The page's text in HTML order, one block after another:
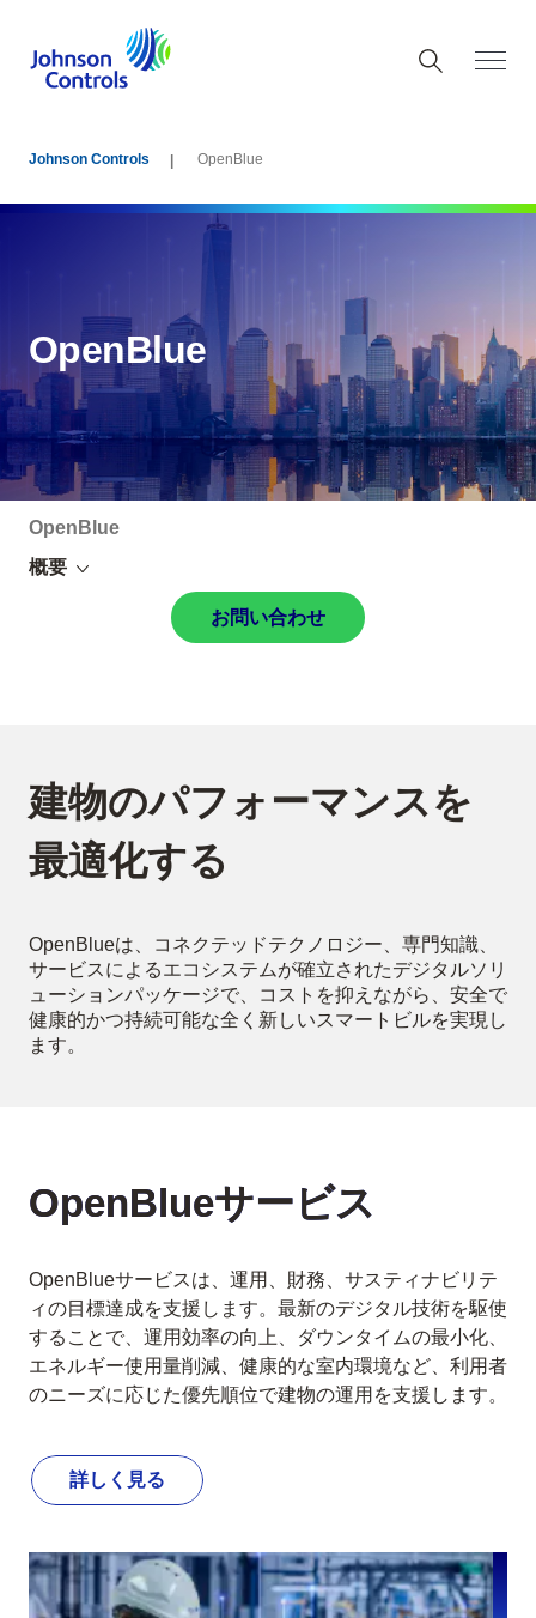
Johnson Controls OpenBlue
OpenBlue
OpenBlue
概要
お問い合わせ
建物のパフォーマンスを
最適化する
OpenBlueは、コネクテッドテクノロジー、専門知識、
サービスによるエコシステムが確立されたデジタルソリ
ューションパッケージで、コストを抑えながら、安全で
健康的かつ持続可能な全く新しいスマートビルを実現し
ます。
OpenBlueサービス
OpenBlueサービスは、運用、財務、サスティナビリテ
ィの目標達成を支援します。最新のデジタル技術を駆使
することで、運用効率の向上、ダウンタイムの最小化、
エネルギー使用量削減、健康的な室内環境など、利用者
のニーズに応じた優先順位で建物の運用を支援します。
詳しく見る